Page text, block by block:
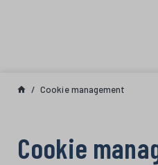
Cookie management
Cookie